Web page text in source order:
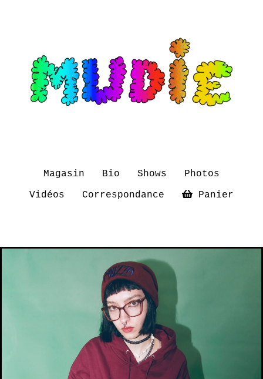
Magasin Bio Shows
Photos
Vidéos
Correspondance Panier